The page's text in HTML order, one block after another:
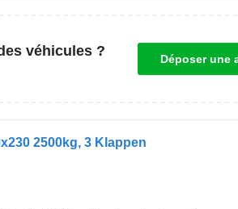
véhicules ?
Déposer une
2500kg, 3 Klappen